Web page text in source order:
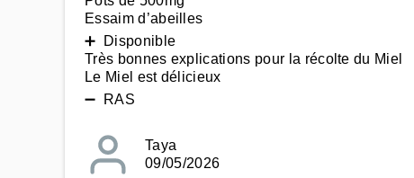
Essaim d’abeilles
➕ Disponible
Très bonnes explications pour la récolte du Miel
Le Miel est délicieux
➖ RAS
Taya
09/05/2026